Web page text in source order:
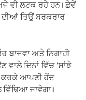
ਵੀ ਲਟਕ ਰਹੇ ਹਨ। ਛੇਵੇਂ
ਤਿਉਂ ਬਰਕਰਾਰ
ਬਾਜਵਾ ਅਤੇ ਨਿਗਾਹੀ
ਦਿਨਾਂ ਵਿੱਚ ‘ਸਾਂਝੇ
ਕਰਕੇ ਆਪਣੀ ਹੋਂਦ
ਜਾਵੇਗਾ।